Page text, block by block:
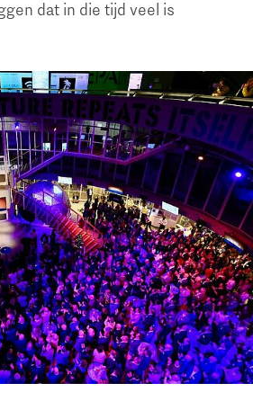
dat in die tijd veel is